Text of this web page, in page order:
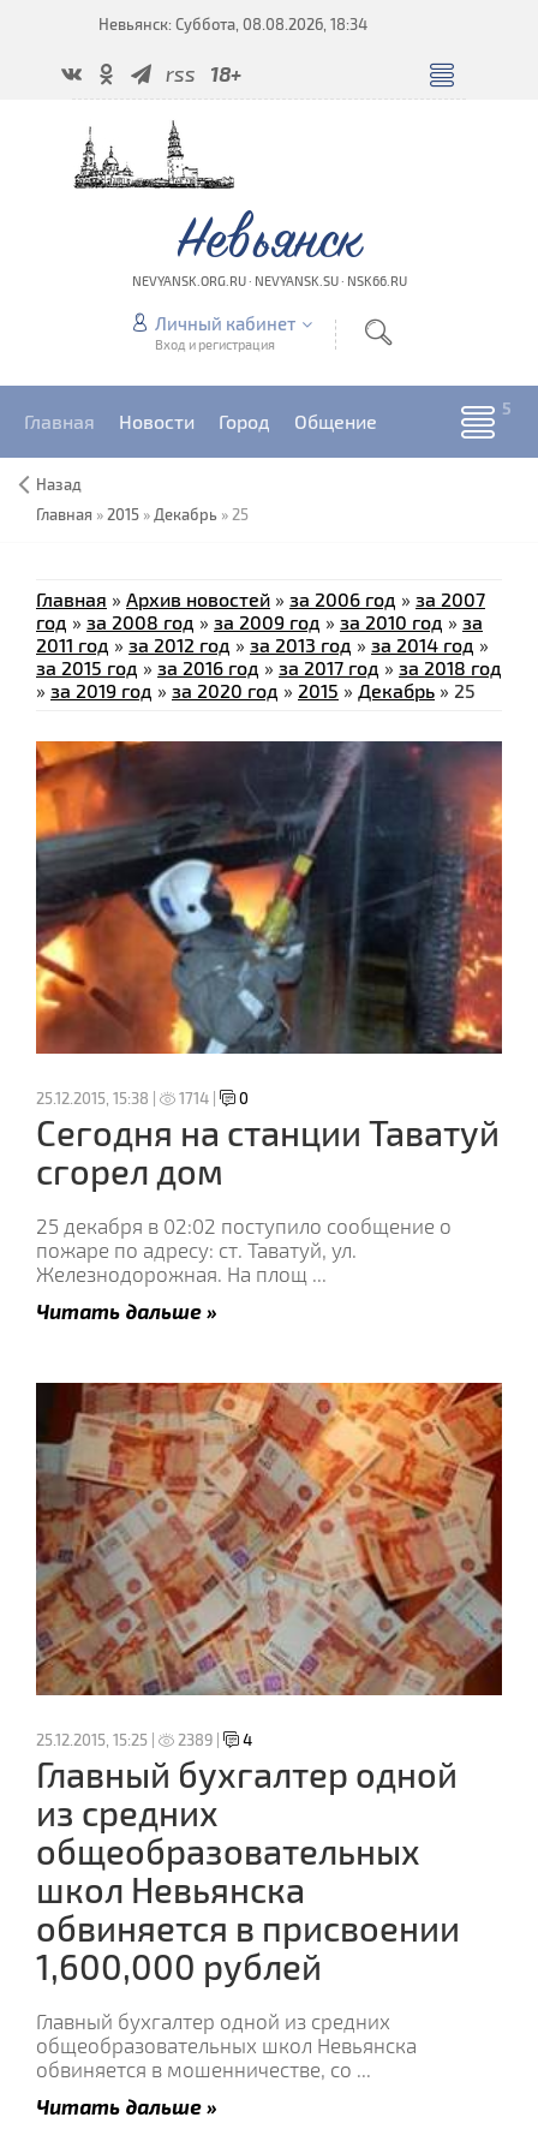
Невьянск: Суббота, 08.08.2026, 18:34
rss 18+
Невьянск
NEVYANSK.ORG.RU · NEVYANSK.SU · NSK66.RU
Личный кабинет
Вход и регистрация
Главная Новости Город Общение
Назад
Главная » 2015 » Декабрь » 25
Главная » Архив новостей » за 2006 год » за 2007
год » за 2008 год » за 2009 год » за 2010 год » за
2011 год » за 2012 год » за 2013 год » за 2014 год »
за 2015 год » за 2016 год » за 2017 год » за 2018 год
» за 2019 год » за 2020 год » 2015 » Декабрь » 25
25.12.2015, 15:38 | 1714 | 0
Сегодня на станции Таватуй
сгорел дом
25 декабря в 02:02 поступило сообщение о
пожаре по адресу: ст. Таватуй, ул.
Железнодорожная. На площ ...
Читать дальше »
25.12.2015, 15:25 | 2389 | 4
Главный бухгалтер одной
из средних
общеобразовательных
школ Невьянска
обвиняется в присвоении
1,600,000 рублей
Главный бухгалтер одной из средних
общеобразовательных школ Невьянска
обвиняется в мошенничестве, со ...
Читать дальше »